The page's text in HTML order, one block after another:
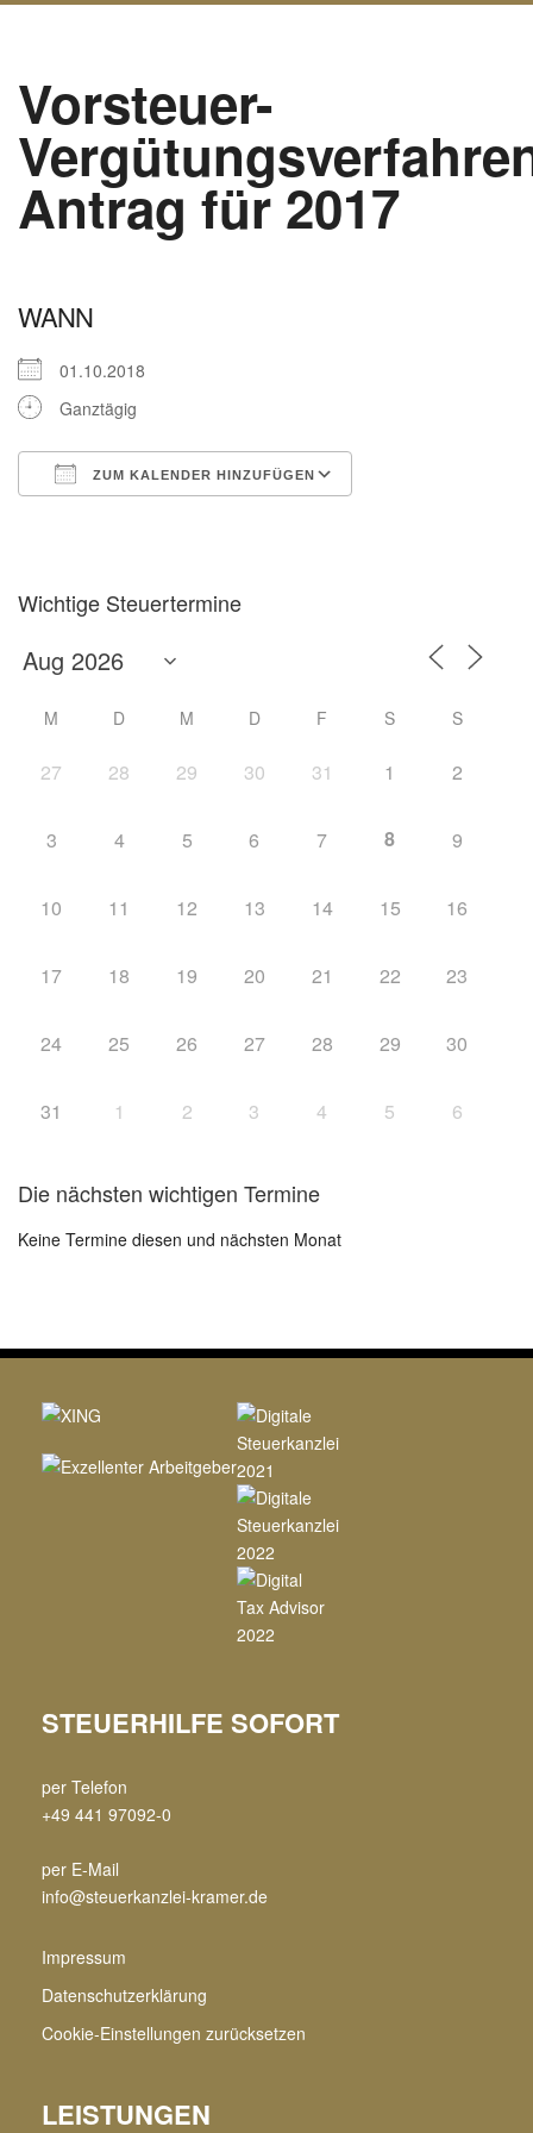
Vorsteuer-
Antrag für 2017
WANN
01.10.2018
Ganztägig
ZUM KALENDER HINZUFÜGEN
Wichtige Steuertermine
M D M D F S S
27 28 29 30 31 1 2
3 4 5 6 7 8 9
10 11 12 13 14 15 16
17 18 19 20 21 22 23
24 25 26 27 28 29 30
31 1 2 3 4 5 6
Die nächsten wichtigen Termine
Keine Termine diesen und nächsten Monat
STEUERHILFE SOFORT
per Telefon
+49 441 97092-0
per E-Mail
info@steuerkanzlei-kramer.de
Impressum
Datenschutzerklärung
Cookie-Einstellungen zurücksetzen
LEISTUNGEN